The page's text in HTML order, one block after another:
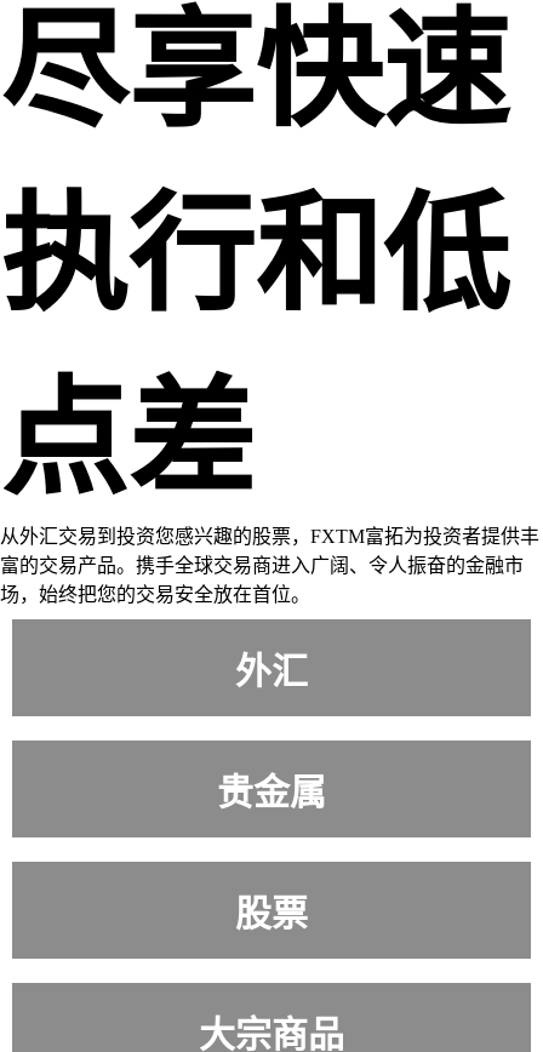
尽享快速
执行和低
点差
从外汇交易到投资您感兴趣的股票，FXTM富拓为投资者提供丰
富的交易产品。携手全球交易商进入广阔、令人振奋的金融市
场，始终把您的交易安全放在首位。
外汇
外汇
贵金属
贵金属
股票
股票
大宗商品